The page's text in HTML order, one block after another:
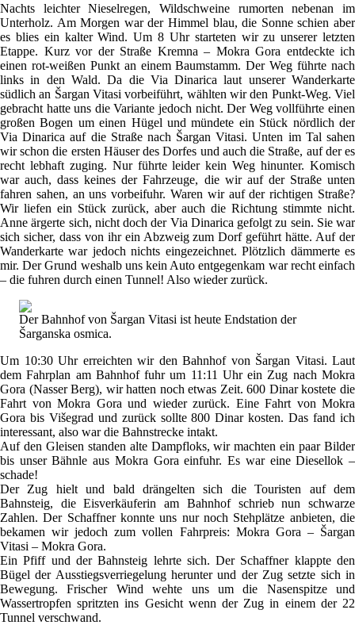
Nachts leichter Nieselregen, Wildschweine rumorten nebenan im
Unterholz. Am Morgen war der Himmel blau, die Sonne schien aber
es blies ein kalter Wind. Um 8 Uhr starteten wir zu unserer letzten
Etappe. Kurz vor der Straße Kremna – Mokra Gora entdeckte ich
einen rot-weißen Punkt an einem Baumstamm. Der Weg führte nach
links in den Wald. Da die Via Dinarica laut unserer Wanderkarte
südlich an Šargan Vitasi vorbeiführt, wählten wir den Punkt-Weg. Viel
gebracht hatte uns die Variante jedoch nicht. Der Weg vollführte einen
großen Bogen um einen Hügel und mündete ein Stück nördlich der
Via Dinarica auf die Straße nach Šargan Vitasi. Unten im Tal sahen
wir schon die ersten Häuser des Dorfes und auch die Straße, auf der es
recht lebhaft zuging. Nur führte leider kein Weg hinunter. Komisch
war auch, dass keines der Fahrzeuge, die wir auf der Straße unten
fahren sahen, an uns vorbeifuhr. Waren wir auf der richtigen Straße?
Wir liefen ein Stück zurück, aber auch die Richtung stimmte nicht.
Anne ärgerte sich, nicht doch der Via Dinarica gefolgt zu sein. Sie war
sich sicher, dass von ihr ein Abzweig zum Dorf geführt hätte. Auf der
Wanderkarte war jedoch nichts eingezeichnet. Plötzlich dämmerte es
mir. Der Grund weshalb uns kein Auto entgegenkam war recht einfach
– die fuhren durch einen Tunnel! Also wieder zurück.
Der Bahnhof von Šargan Vitasi ist heute Endstation der
Šarganska osmica.
Um 10:30 Uhr erreichten wir den Bahnhof von Šargan Vitasi. Laut
dem Fahrplan am Bahnhof fuhr um 11:11 Uhr ein Zug nach Mokra
Gora (Nasser Berg), wir hatten noch etwas Zeit. 600 Dinar kostete die
Fahrt von Mokra Gora und wieder zurück. Eine Fahrt von Mokra
Gora bis Višegrad und zurück sollte 800 Dinar kosten. Das fand ich
interessant, also war die Bahnstrecke intakt.
Auf den Gleisen standen alte Dampfloks, wir machten ein paar Bilder
bis unser Bähnle aus Mokra Gora einfuhr. Es war eine Diesellok –
schade!
Der Zug hielt und bald drängelten sich die Touristen auf dem
Bahnsteig, die Eisverkäuferin am Bahnhof schrieb nun schwarze
Zahlen. Der Schaffner konnte uns nur noch Stehplätze anbieten, die
bekamen wir jedoch zum vollen Fahrpreis: Mokra Gora – Šargan
Vitasi – Mokra Gora.
Ein Pfiff und der Bahnsteig lehrte sich. Der Schaffner klappte den
Bügel der Ausstiegsverriegelung herunter und der Zug setzte sich in
Bewegung. Frischer Wind wehte uns um die Nasenspitze und
Wassertropfen spritzten ins Gesicht wenn der Zug in einem der 22
Tunnel verschwand.